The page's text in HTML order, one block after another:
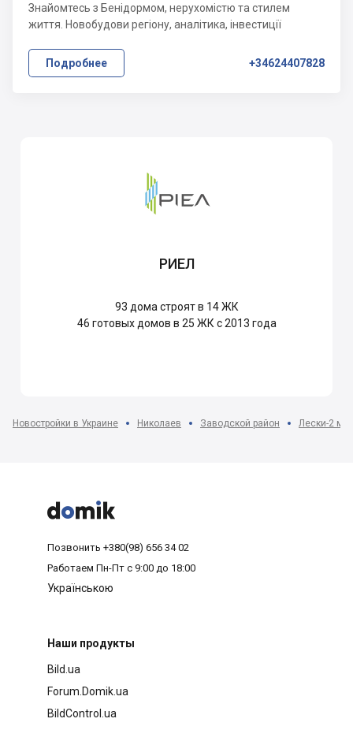
Знайомтесь з Бенідормом, нерухомістю та стилем
життя. Новобудови регіону, аналітика, інвестиції
Подробнее +34624407828
РИЕЛ
93 дома строят в 14 ЖК
46 готовых домов в 25 ЖК с 2013 года
Новостройки в Украине Николаев Заводской район Лески-2



Позвонить +380(98) 656 34 02
Работаем Пн-Пт с 9:00 до 18:00
Українською
Наши продукты
Bild.ua
Forum.Domik.ua
BildControl.ua